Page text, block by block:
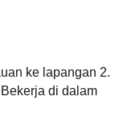
ke lapangan 2.
di dalam